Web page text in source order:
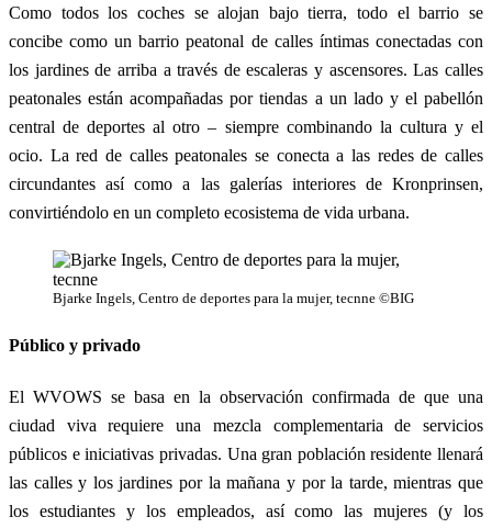
Como todos los coches se alojan bajo tierra, todo el barrio se
concibe como un barrio peatonal de calles íntimas conectadas con
los jardines de arriba a través de escaleras y ascensores. Las calles
peatonales están acompañadas por tiendas a un lado y el pabellón
central de deportes al otro – siempre combinando la cultura y el
ocio. La red de calles peatonales se conecta a las redes de calles
circundantes así como a las galerías interiores de Kronprinsen,
convirtiéndolo en un completo ecosistema de vida urbana.
Bjarke Ingels, Centro de deportes para la mujer, tecnne ©BIG
Público y privado
El WVOWS se basa en la observación confirmada de que una
ciudad viva requiere una mezcla complementaria de servicios
públicos e iniciativas privadas. Una gran población residente llenará
las calles y los jardines por la mañana y por la tarde, mientras que
los estudiantes y los empleados, así como las mujeres (y los